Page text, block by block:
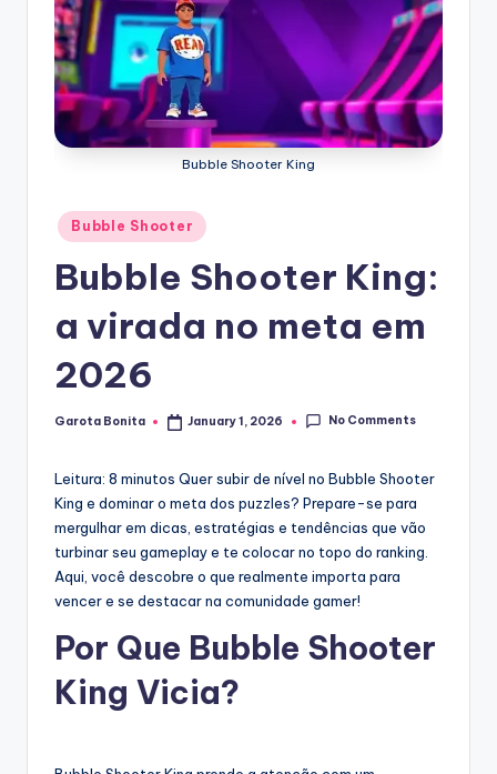
Bubble Shooter King
Posted
in
Bubble Shooter
Bubble Shooter King:
a virada no meta em
2026
Posted
Garota Bonita January 1, 2026 No Comments
Leitura: 8 minutos Quer subir de nível no Bubble Shooter
King e dominar o meta dos puzzles? Prepare-se para
mergulhar em dicas, estratégias e tendências que vão
turbinar seu gameplay e te colocar no topo do ranking.
Aqui, você descobre o que realmente importa para
vencer e se destacar na comunidade gamer!
Por Que Bubble Shooter
King Vicia?